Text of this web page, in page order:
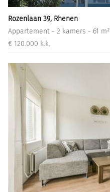
Rozenlaan 39, Rhenen
Appartement - 2 kamers - 61 m²
€ 120.000 k.k.